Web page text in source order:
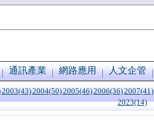
通訊產業 網路應用 人文企管
2003(43)2004(50)2005(46)2006(36)2007(41)
2023(14)